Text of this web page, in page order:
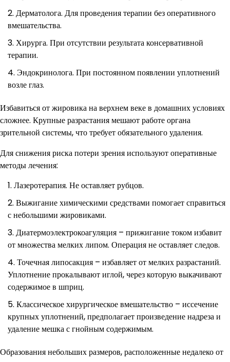
Дерматолога. Для проведения терапии без оперативного
вмешательства.
Хирурга. При отсутствии результата консервативной
терапии.
Эндокринолога. При постоянном появлении уплотнений
возле глаз.
Избавиться от жировика на верхнем веке в домашних условиях
сложнее. Крупные разрастания мешают работе органа
зрительной системы, что требует обязательного удаления.
Для снижения риска потери зрения используют оперативные
методы лечения:
Лазеротерапия. Не оставляет рубцов.
Выжигание химическими средствами помогает справиться
с небольшими жировиками.
Диатермоэлектрокоагуляция – прижигание током избавит
от множества мелких липом. Операция не оставляет следов.
Точечная липосакция – избавляет от мелких разрастаний.
Уплотнение прокалывают иглой, через которую выкачивают
содержимое в шприц.
Классическое хирургическое вмешательство – иссечение
крупных уплотнений, предполагает произведение надреза и
удаление мешка с гнойным содержимым.
Образования небольших размеров, расположенные недалеко от